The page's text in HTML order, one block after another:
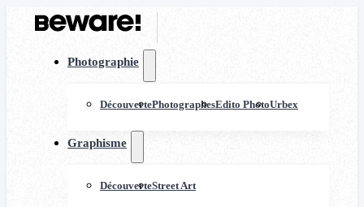
Photographie
DécouvertePhotographesEdito PhotoUrbex
Graphisme
DécouverteStreet Art